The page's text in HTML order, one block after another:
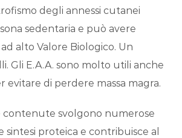
degli annessi cutanei
sedentaria e può avere
alto Valore Biologico. Un
Gli E.A.A. sono molto utili anche
di perdere massa magra.
contenute svolgono numerose
proteica e contribuisce al